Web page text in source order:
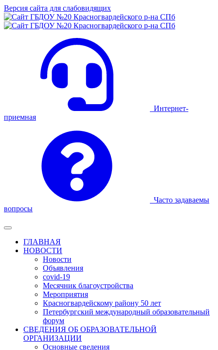
Версия сайта для слабовидящих
Интернет-
приемная
Часто задаваемы
вопросы
ГЛАВНАЯ
НОВОСТИ
Новости
Объявления
covid-19
Месячник благоустройства
Мероприятия
Красногвардейскому району 50 лет
Петербургский международный образовательный
форум
СВЕДЕНИЯ ОБ ОБРАЗОВАТЕЛЬНОЙ
ОРГАНИЗАЦИИ
Основные сведения